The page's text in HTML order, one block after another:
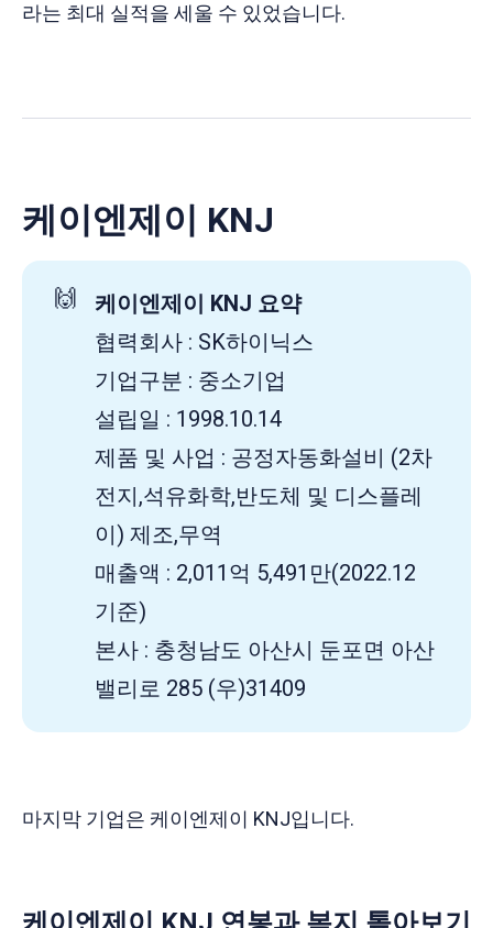
라는 최대 실적을 세울 수 있었습니다.
케이엔제이 KNJ
🙌
케이엔제이 KNJ 요약
협력회사 : SK하이닉스
기업구분 : 중소기업
설립일 : 1998.10.14
제품 및 사업 : 공정자동화설비 (2차
전지,석유화학,반도체 및 디스플레
이) 제조,무역
매출액 : 2,011억 5,491만(2022.12
기준)
본사 : 충청남도 아산시 둔포면 아산
밸리로 285 (우)31409
마지막 기업은 케이엔제이 KNJ입니다.